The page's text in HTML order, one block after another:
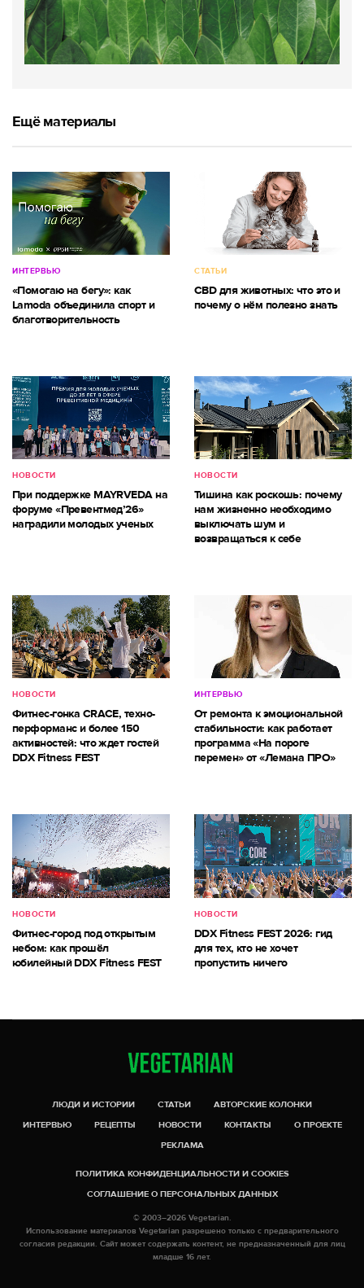
Ещё материалы
ИНТЕРВЬЮ
«Помогаю на бегу»: как
Lamoda объединила спорт и
благотворительность
СТАТЬИ
CBD для животных: что это и
почему о нём полезно знать
НОВОСТИ
При поддержке MAYRVEDA на
форуме «Превентмед’26»
наградили молодых ученых
НОВОСТИ
Тишина как роскошь: почему
нам жизненно необходимо
выключать шум и
возвращаться к себе
НОВОСТИ
Фитнес-гонка CRACE, техно-
перформанс и более 150
активностей: что ждет гостей
DDX Fitness FEST
ИНТЕРВЬЮ
От ремонта к эмоциональной
стабильности: как работает
программа «На пороге
перемен» от «Лемана ПРО»
НОВОСТИ
Фитнес-город под открытым
небом: как прошёл
юбилейный DDX Fitness FEST
НОВОСТИ
DDX Fitness FEST 2026: гид
для тех, кто не хочет
пропустить ничего
ЛЮДИ И ИСТОРИИ СТАТЬИ
АВТОРСКИЕ КОЛОНКИ
ИНТЕРВЬЮ
РЕЦЕПТЫ НОВОСТИ КОНТАКТЫ
О ПРОЕКТЕ
РЕКЛАМА
ПОЛИТИКА КОНФИДЕНЦИАЛЬНОСТИ И COOKIES
СОГЛАШЕНИЕ О ПЕРСОНАЛЬНЫХ ДАННЫХ
© 2003–2026 Vegetarian.
Использование материалов Vegetarian разрешено только с предварительного
согласия редакции. Сайт может содержать контент, не предназначенный для лиц
младше 16 лет.